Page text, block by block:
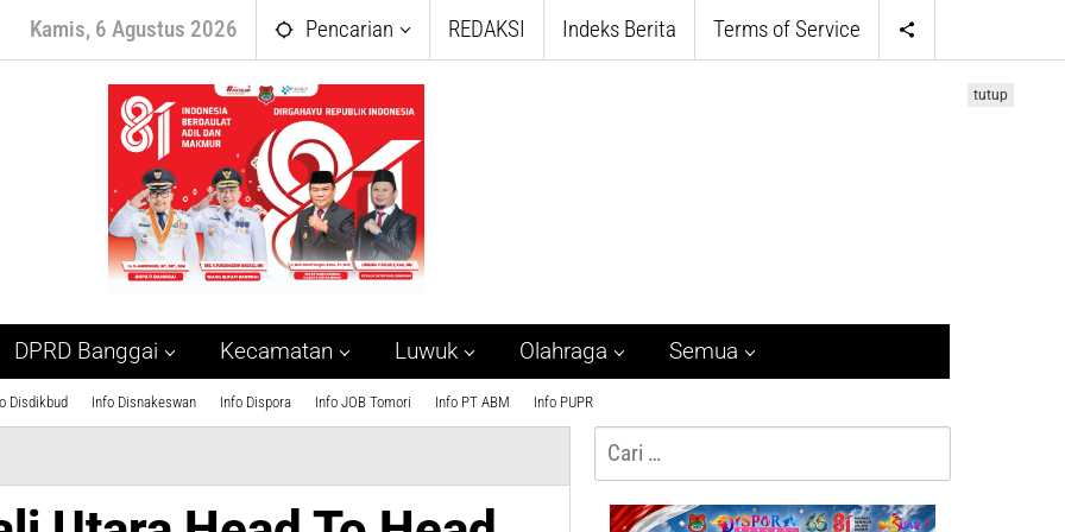
Kamis, 6 Agustus 2026 Pencarian REDAKSI Indeks Berita Terms of Service
DPRD Banggai Kecamatan Luwuk Olahraga Semua
Disdikbud Info Disnakeswan Info Dispora Info JOB Tomori Info PT ABM Info PUPR
tutup
Cari
untuk: